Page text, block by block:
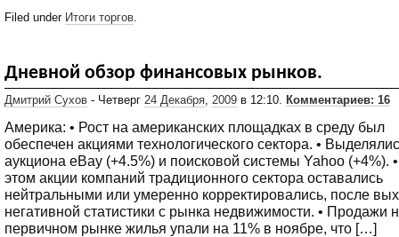
Filed under Итоги торгов.
Дневной обзор финансовых рынков.
Дмитрий Сухов - Четверг 24 Декабря 2009 в 12:10. Комментариев: 16
Америка: • Рост на американских площадках в среду был
обеспечен акциями технологического сектора. •
аукциона eBay (+4.5%) и поисковой системы Yahoo (+4%).
этом акции компаний традиционного сектора оставались
нейтральными или умеренно корректировались, после
негативной статистики с рынка недвижимости. • Продажи
первичном рынке жилья упали на 11% в ноябре, что […]